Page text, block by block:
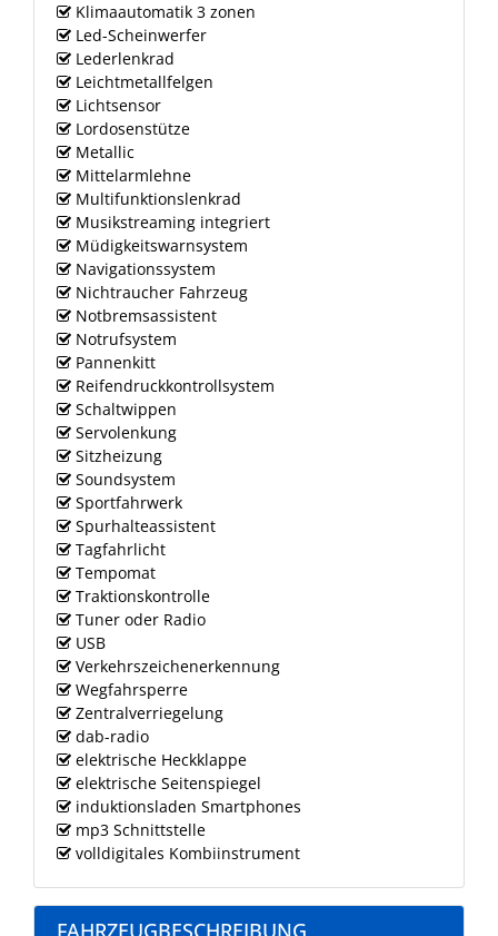
Klimaautomatik 3 zonen
Led-Scheinwerfer
Lederlenkrad
Leichtmetallfelgen
Lichtsensor
Lordosenstütze
Metallic
Mittelarmlehne
Multifunktionslenkrad
Musikstreaming integriert
Müdigkeitswarnsystem
Navigationssystem
Nichtraucher Fahrzeug
Notbremsassistent
Notrufsystem
Pannenkitt
Reifendruckkontrollsystem
Schaltwippen
Servolenkung
Sitzheizung
Soundsystem
Sportfahrwerk
Spurhalteassistent
Tagfahrlicht
Tempomat
Traktionskontrolle
Tuner oder Radio
USB
Verkehrszeichenerkennung
Wegfahrsperre
Zentralverriegelung
dab-radio
elektrische Heckklappe
elektrische Seitenspiegel
induktionsladen Smartphones
mp3 Schnittstelle
volldigitales Kombiinstrument
FAHRZEUGBESCHREIBUNG